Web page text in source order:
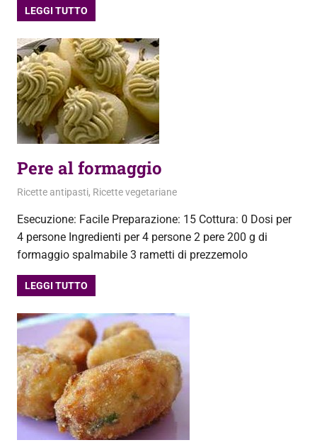
LEGGI TUTTO
Pere al formaggio
29 Marzo 2013
admin
Ricette antipasti, Ricette vegetariane
Esecuzione: Facile Preparazione: 15 Cottura: 0 Dosi per
4 persone Ingredienti per 4 persone 2 pere 200 g di
formaggio spalmabile 3 rametti di prezzemolo
LEGGI TUTTO